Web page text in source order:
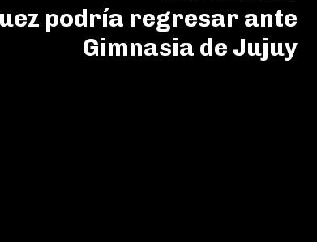
podría regresar ante
Gimnasia de Jujuy